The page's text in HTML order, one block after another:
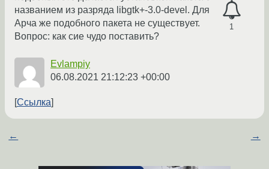
1
названием из разряда libgtk+-3.0-devel. Для
Арча же подобного пакета не существует.
Вопрос: как сие чудо поставить?
Evlampiy
06.08.2021 21:12:23 +00:00
Ссылка
← →